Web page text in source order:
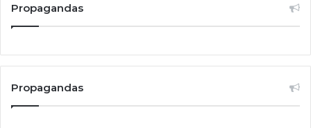
Propagandas
Propagandas